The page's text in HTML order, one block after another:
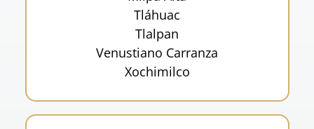
Tláhuac
Tlalpan
Venustiano Carranza
Xochimilco